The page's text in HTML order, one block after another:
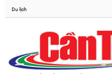
Du lịch